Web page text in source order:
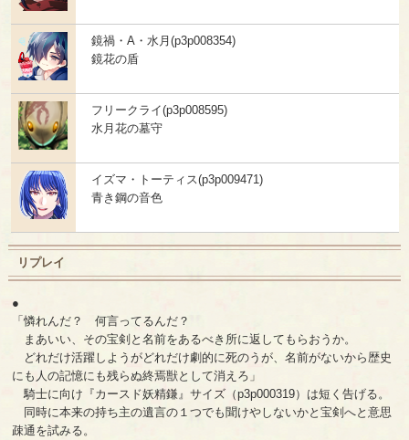
鏡禍・A・水月(p3p008354)
鏡花の盾
フリークライ(p3p008595)
水月花の墓守
イズマ・トーティス(p3p009471)
青き鋼の音色
リプレイ
●
「憐れんだ？ 何言ってるんだ？
まあいい、その宝剣と名前をあるべき所に返してもらおうか。
どれだけ活躍しようがどれだけ劇的に死のうが、名前がないから歴史
にも人の記憶にも残らぬ終焉獣として消えろ」
騎士に向け『カースド妖精鎌』サイズ（p3p000319）は短く告げる。
同時に本来の持ち主の遺言の１つでも聞けやしないかと宝剣へと意思
疎通を試みる。